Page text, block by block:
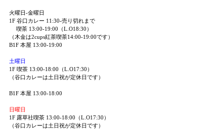
火曜日-金曜日
1F 谷口カレー 11:30-売り切れまで
喫茶 13:00-19:00（L.O18:30）
（木金は2cups紅茶喫茶14:00-19:00です）
B1F 本屋 13:00-19:00
土曜日
1F 喫茶 13:00-18:00（L.O17:30）
（谷口カレーは土日祝が定休日です）
B1F 本屋 13:00-18:00
日曜日
1F 露草社喫茶 13:00-18:00（L.O17:30）
（谷口カレーは土日祝が定休日です）